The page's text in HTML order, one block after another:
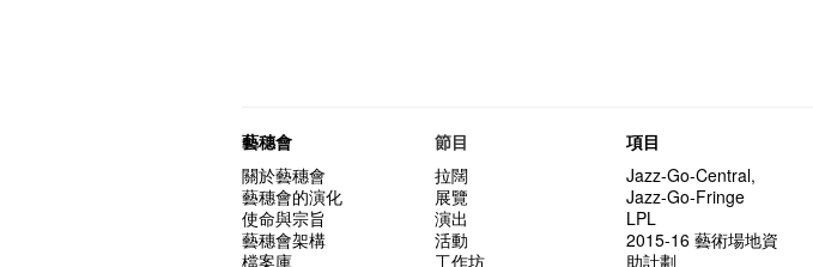
藝穗會
關於藝穗會
藝穗會的演化
使命與宗旨
藝穗會架構
檔案庫
節目
拉闊
展覽
演出
活動
工作坊
項目
Jazz-Go-Central,
Jazz-Go-Fringe
LPL
2015-16 藝術場地資
助計劃